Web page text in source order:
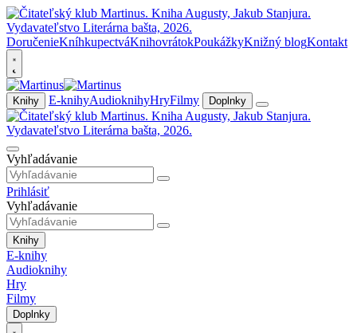
DoručenieKníhkupectváKnihovrátokPoukážkyKnižný blogKontakt
Knihy E-knihyAudioknihyHryFilmy Doplnky
Vyhľadávanie
Prihlásiť
Vyhľadávanie
Knihy
E-knihy
Audioknihy
Hry
Filmy
Doplnky